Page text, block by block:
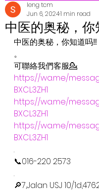
中医的奥秘，你
leng tcm
Jun 6, 20241 min read
中医的奥秘，你知道吗‼️
。
可聯絡我們客服💁
https://wa.me/
BXCL3ZH1
https://wa.me/
BXCL3ZH1
https://wa.me/
BXCL3ZH1
.
📞016-220 2573
.
🔎7,Jalan USJ 10/